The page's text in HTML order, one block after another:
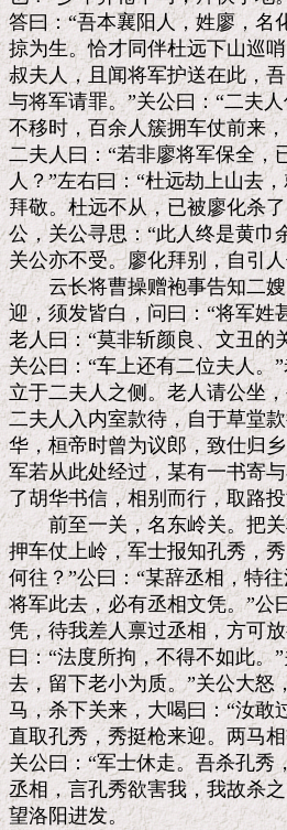
答曰：“吾本襄阳人，姓廖，名
掠为生。恰才同伴杜远下山巡
叔夫人，且闻将军护送在此，
与将军请罪。”关公曰：“二夫
不移时，百余人簇拥车仗前来
二夫人曰：“若非廖将军保全，
人？”左右曰：“杜远劫上山去
拜敬。杜远不从，已被廖化杀
公，关公寻思：“此人终是黄巾
关公亦不受。廖化拜别，自引
云长将曹操赠袍事告知二嫂
迎，须发皆白，问曰：“将军姓
老人曰：“莫非斩颜良、文丑的
关公曰：“车上还有二位夫人。
立于二夫人之侧。老人请公坐
二夫人入内室款待，自于草堂
华，桓帝时曾为议郎，致仕归
军若从此处经过，某有一书寄
了胡华书信，相别而行，取路
前至一关，名东岭关。把关
押车仗上岭，军士报知孔秀，
何往？”公曰：“某辞丞相，特
将军此去，必有丞相文凭。”公
凭，待我差人禀过丞相，方可
曰：“法度所拘，不得不如此。
去，留下老小为质。”关公大怒
马，杀下关来，大喝曰：“汝敢
直取孔秀，秀挺枪来迎。两马
关公曰：“军士休走。吾杀孔秀
丞相，言孔秀欲害我，我故杀
望洛阳进发。